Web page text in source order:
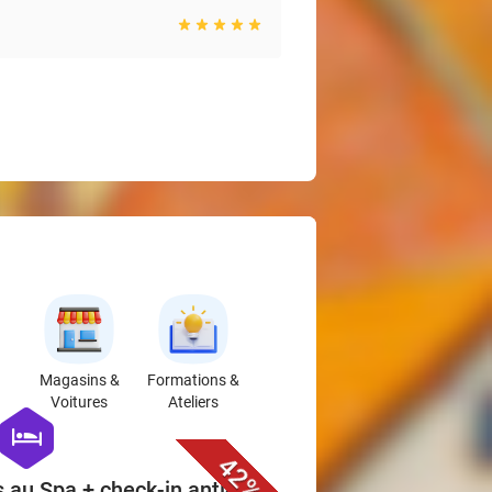
Magasins &
Voitures
Formations &
Ateliers
42%
hexagon
hotel